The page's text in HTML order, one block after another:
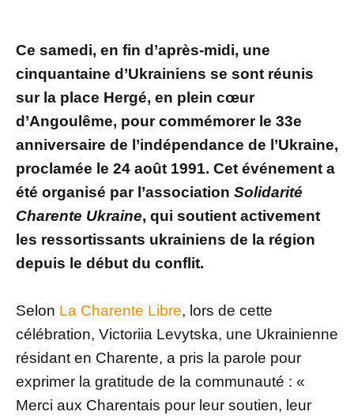
Ce samedi, en fin d’après-midi, une
cinquantaine d’Ukrainiens se sont réunis
sur la place Hergé, en plein cœur
d’Angoulême, pour commémorer le 33e
anniversaire de l’indépendance de l’Ukraine,
proclamée le 24 août 1991. Cet événement a
été organisé par l’association Solidarité
Charente Ukraine, qui soutient activement
les ressortissants ukrainiens de la région
depuis le début du conflit.
Selon La Charente Libre, lors de cette
célébration, Victoriia Levytska, une Ukrainienne
résidant en Charente, a pris la parole pour
exprimer la gratitude de la communauté : «
Merci aux Charentais pour leur soutien, leur